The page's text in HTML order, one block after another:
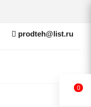
prodteh@list.ru
0